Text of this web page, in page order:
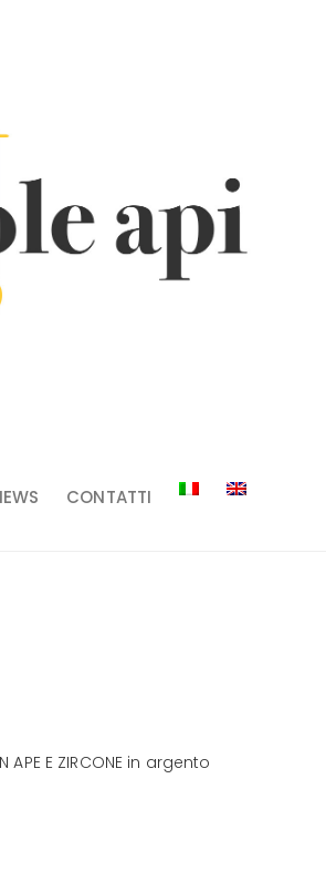
CONTATTI
APE E ZIRCONE in argento